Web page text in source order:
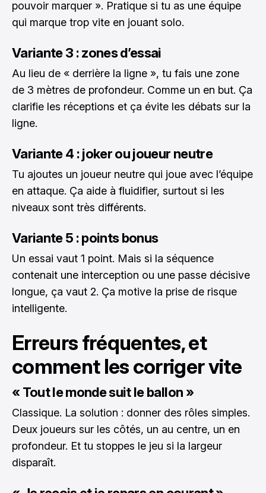
pouvoir marquer ». Pratique si tu as une équipe
qui marque trop vite en jouant solo.
Variante 3 : zones d’essai
Au lieu de « derrière la ligne », tu fais une zone
de 3 mètres de profondeur. Comme un en but. Ça
clarifie les réceptions et ça évite les débats sur la
ligne.
Variante 4 : joker ou joueur neutre
Tu ajoutes un joueur neutre qui joue avec l’équipe
en attaque. Ça aide à fluidifier, surtout si les
niveaux sont très différents.
Variante 5 : points bonus
Un essai vaut 1 point. Mais si la séquence
contenait une interception ou une passe décisive
longue, ça vaut 2. Ça motive la prise de risque
intelligente.
Erreurs fréquentes, et
comment les corriger vite
« Tout le monde suit le ballon »
Classique. La solution : donner des rôles simples.
Deux joueurs sur les côtés, un au centre, un en
profondeur. Et tu stoppes le jeu si la largeur
disparaît.